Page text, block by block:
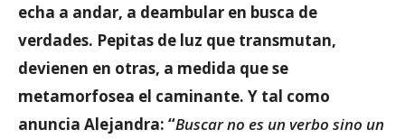
echa a andar, a deambular en busca de
verdades. Pepitas de luz que transmutan,
devienen en otras, a medida que se
metamorfosea el caminante. Y tal como
anuncia Alejandra: “Buscar no es un verbo sino un